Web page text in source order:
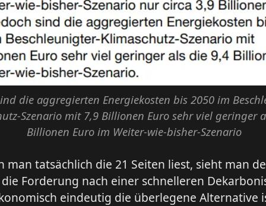
die aggregierten Energiekosten bis 2050 im
Szenario mit 7,9 Billionen Euro sehr viel geringer
Billionen Euro im Weiter-wie-bisher-Szenario
man tatsächlich die 21 Seiten liest, sieht man
Forderung nach einer schnelleren
eindeutig die überlegene Alternative